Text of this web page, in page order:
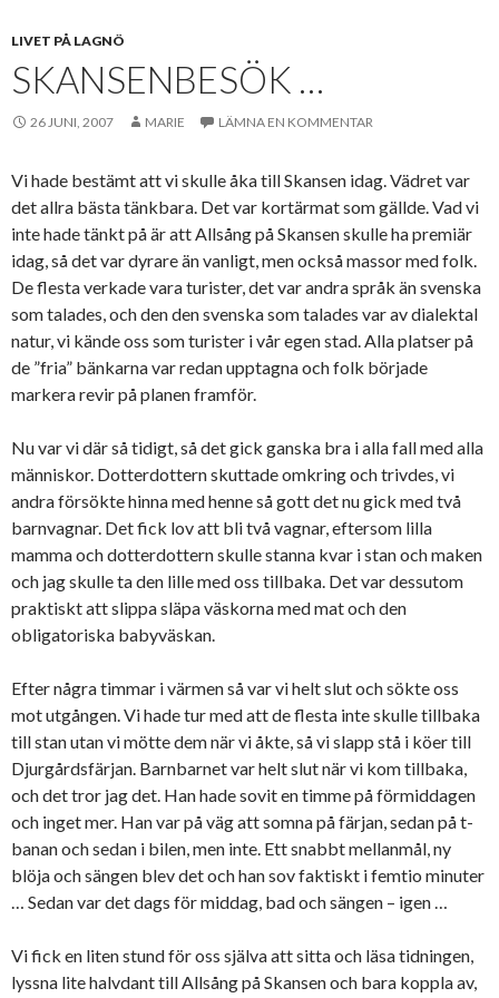
LIVET PÅ LAGNÖ
SKANSENBESÖK …
26 JUNI, 2007 MARIE LÄMNA EN KOMMENTAR
Vi hade bestämt att vi skulle åka till Skansen idag. Vädret var
det allra bästa tänkbara. Det var kortärmat som gällde. Vad vi
inte hade tänkt på är att Allsång på Skansen skulle ha premiär
idag, så det var dyrare än vanligt, men också massor med folk.
De flesta verkade vara turister, det var andra språk än svenska
som talades, och den den svenska som talades var av dialektal
natur, vi kände oss som turister i vår egen stad. Alla platser på
de ”fria” bänkarna var redan upptagna och folk började
markera revir på planen framför.
Nu var vi där så tidigt, så det gick ganska bra i alla fall med alla
människor. Dotterdottern skuttade omkring och trivdes, vi
andra försökte hinna med henne så gott det nu gick med två
barnvagnar. Det fick lov att bli två vagnar, eftersom lilla
mamma och dotterdottern skulle stanna kvar i stan och maken
och jag skulle ta den lille med oss tillbaka. Det var dessutom
praktiskt att slippa släpa väskorna med mat och den
obligatoriska babyväskan.
Efter några timmar i värmen så var vi helt slut och sökte oss
mot utgången. Vi hade tur med att de flesta inte skulle tillbaka
till stan utan vi mötte dem när vi åkte, så vi slapp stå i köer till
Djurgårdsfärjan. Barnbarnet var helt slut när vi kom tillbaka,
och det tror jag det. Han hade sovit en timme på förmiddagen
och inget mer. Han var på väg att somna på färjan, sedan på t-
banan och sedan i bilen, men inte. Ett snabbt mellanmål, ny
blöja och sängen blev det och han sov faktiskt i femtio minuter
… Sedan var det dags för middag, bad och sängen – igen …
Vi fick en liten stund för oss själva att sitta och läsa tidningen,
lyssna lite halvdant till Allsång på Skansen och bara koppla av,